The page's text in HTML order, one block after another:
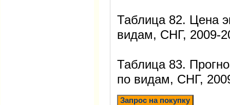
Таблица 82. Цена
видам, СНГ, 2009-
Таблица 83.
по видам, СНГ,
Запрос на покупку